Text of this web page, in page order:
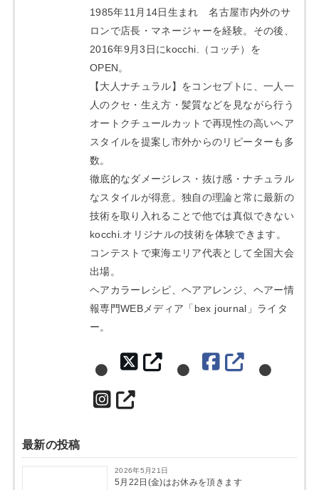
1985年11月14日生まれ 名古屋市内外のサ
ロンで店長・マネージャーを経験。その後、
2016年9月3日にkocchi.（コッチ）を
OPEN。
【大人ナチュラル】をコンセプトに、一人一
人のクセ・生え方・髪質などを見ながら行う
オートクチュールカットで再現性の高いヘア
スタイルを提案し市外からのリピーターも多
数。
徹底的なダメージレス・抜け感・ナチュラル
なスタイルが得意。独自の理論と常に最新の
技術を取り入れることで他では真似できない
kocchi.オリジナルの技術を体験できます。
コンテストで東海エリア代表として全国大会
出場。
ヘアカラーレシピ、ヘアアレンジ、ヘアー情
報専門WEBメディア「bex journal」ライタ
ー。
最新の投稿
2026年5月21日
5月22日(金)はお休みを頂きます